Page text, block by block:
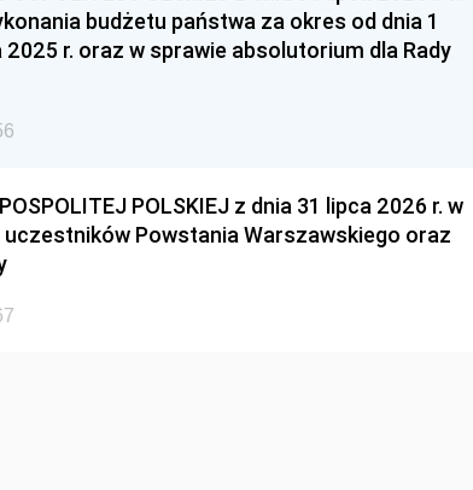
budżetu państwa za okres od dnia 1
r. oraz w sprawie absolutorium dla Rady
POLSKIEJ z dnia 31 lipca 2026 r. w
Powstania Warszawskiego oraz